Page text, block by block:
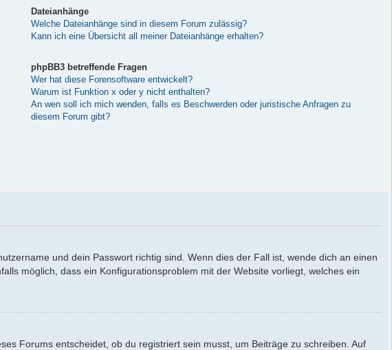
Dateianhänge
Welche Dateianhänge sind in diesem Forum zulässig?
Kann ich eine Übersicht all meiner Dateianhänge erhalten?
phpBB3 betreffende Fragen
Wer hat diese Forensoftware entwickelt?
Warum ist Funktion x oder y nicht enthalten?
An wen soll ich mich wenden, falls es Beschwerden oder juristische Anfragen zu
diesem Forum gibt?
und dein Passwort richtig sind. Wenn dies der Fall ist, wende dich an einen
möglich, dass ein Konfigurationsproblem mit der Website vorliegt, welches ein
Forums entscheidet, ob du registriert sein musst, um Beiträge zu schreiben. Auf